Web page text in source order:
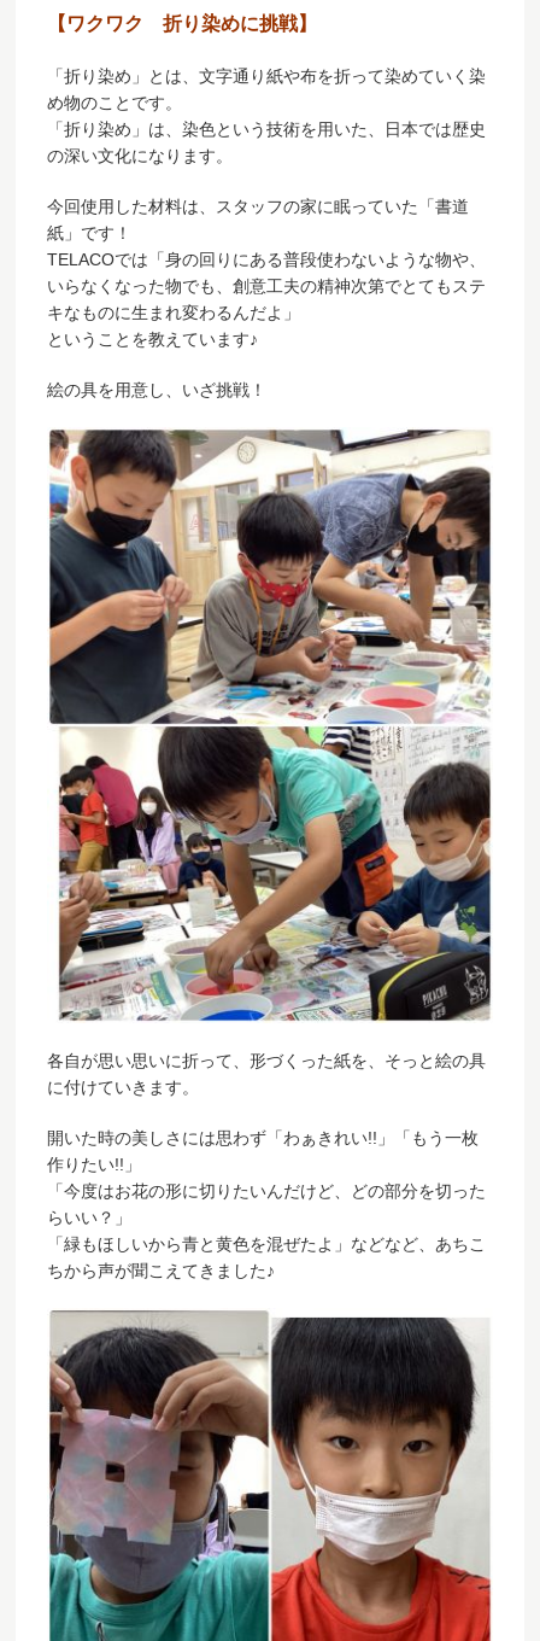
【ワクワク 折り染めに挑戦】
「折り染め」とは、文字通り紙や布を折って染めていく染
め物のことです。
「折り染め」は、染色という技術を用いた、日本では歴史
の深い文化になります。
今回使用した材料は、スタッフの家に眠っていた「書道
紙」です！
TELACOでは「身の回りにある普段使わないような物や、
いらなくなった物でも、創意工夫の精神次第でとてもステ
キなものに生まれ変わるんだよ」
ということを教えています♪
絵の具を用意し、いざ挑戦！
各自が思い思いに折って、形づくった紙を、そっと絵の具
に付けていきます。
開いた時の美しさには思わず「わぁきれい!!」「もう一枚
作りたい!!」
「今度はお花の形に切りたいんだけど、どの部分を切った
らいい？」
「緑もほしいから青と黄色を混ぜたよ」などなど、あちこ
ちから声が聞こえてきました♪